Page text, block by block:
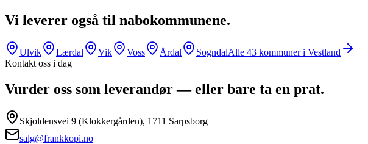
Vi leverer også til nabokommunene.
Ulvik Lærdal Vik Voss Årdal SogndalAlle 43 kommuner i Vestland
Kontakt oss i dag
Vurder oss som leverandør — eller bare ta en prat.
Skjoldensvei 9 (Klokkergården), 1711 Sarpsborg
salg@frankkopi.no